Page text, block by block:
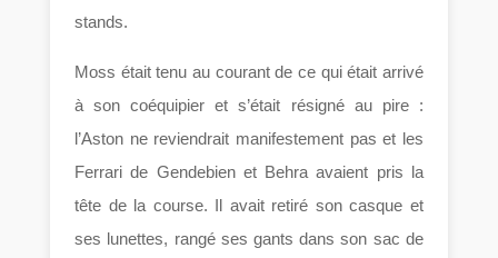
stands.
Moss était tenu au courant de ce qui était arrivé
à son coéquipier et s’était résigné au pire :
l’Aston ne reviendrait manifestement pas et les
Ferrari de Gendebien et Behra avaient pris la
tête de la course. Il avait retiré son casque et
ses lunettes, rangé ses gants dans son sac de